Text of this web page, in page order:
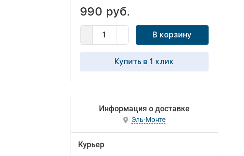
990 руб.
В корзину
Купить в 1 клик
Информация о доставке
Эль-Монте
Курьер